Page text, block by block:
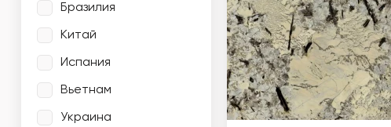
Бразилия
Китай
Испания
Вьетнам
Украина